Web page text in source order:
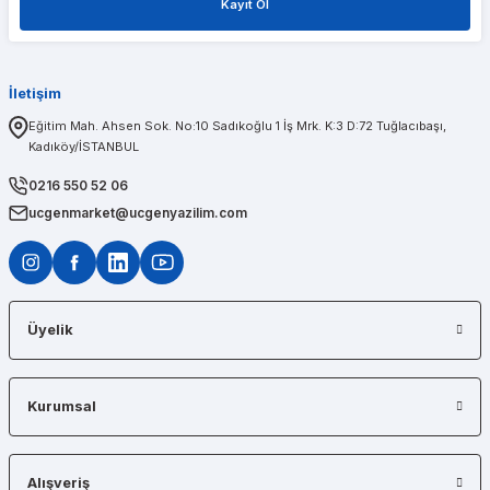
Kayıt Ol
İletişim
Eğitim Mah. Ahsen Sok. No:10 Sadıkoğlu 1 İş Mrk. K:3 D:72 Tuğlacıbaşı,
Kadıköy/İSTANBUL
0216 550 52 06
ucgenmarket@ucgenyazilim.com
Üyelik
Kurumsal
Alışveriş